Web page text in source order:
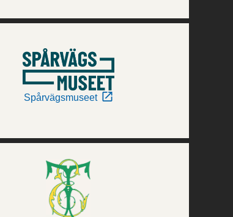
Spårvägsmuseet